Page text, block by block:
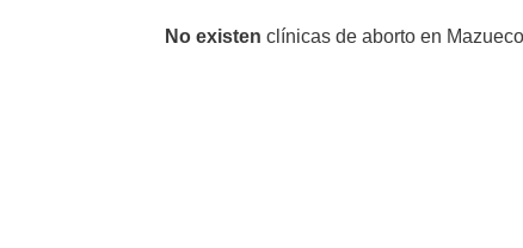
No existen clínicas de aborto en